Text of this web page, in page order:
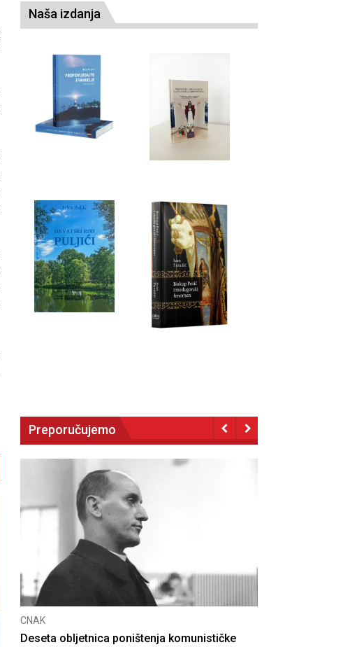
Naša izdanja
Preporučujemo
CNAK
Deseta obljetnica poništenja komunističke